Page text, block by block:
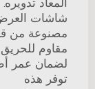
المعاد تدويره.
شاشات
مصنوعة من
مقاوم للحريق
لضمان عمر
توفر هذه